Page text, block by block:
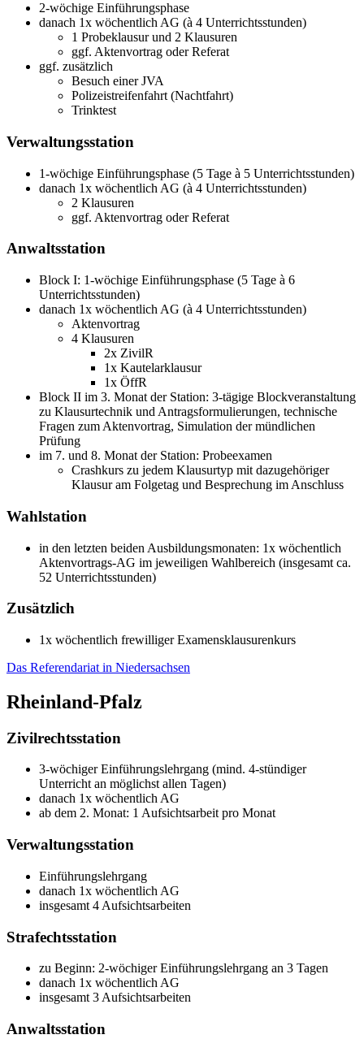
2-wöchige Einführungsphase
danach 1x wöchentlich AG (à 4 Unterrichtsstunden)
1 Probeklausur und 2 Klausuren
ggf. Aktenvortrag oder Referat
ggf. zusätzlich
Besuch einer JVA
Polizeistreifenfahrt (Nachtfahrt)
Trinktest
Verwaltungsstation
1-wöchige Einführungsphase (5 Tage à 5 Unterrichtsstunden)
danach 1x wöchentlich AG (à 4 Unterrichtsstunden)
2 Klausuren
ggf. Aktenvortrag oder Referat
Anwaltsstation
Block I: 1-wöchige Einführungsphase (5 Tage à 6
Unterrichtsstunden)
danach 1x wöchentlich AG (à 4 Unterrichtsstunden)
Aktenvortrag
4 Klausuren
2x ZivilR
1x Kautelarklausur
1x ÖffR
Block II im 3. Monat der Station: 3-tägige Blockveranstaltung
zu Klausurtechnik und Antragsformulierungen, technische
Fragen zum Aktenvortrag, Simulation der mündlichen
Prüfung
im 7. und 8. Monat der Station: Probeexamen
Crashkurs zu jedem Klausurtyp mit dazugehöriger
Klausur am Folgetag und Besprechung im Anschluss
Wahlstation
in den letzten beiden Ausbildungsmonaten: 1x wöchentlich
Aktenvortrags-AG im jeweiligen Wahlbereich (insgesamt ca.
52 Unterrichtsstunden)
Zusätzlich
1x wöchentlich frewilliger Examensklausurenkurs
Das Referendariat in Niedersachsen
Rheinland-Pfalz
Zivilrechtsstation
3-wöchiger Einführungslehrgang (mind. 4-stündiger
Unterricht an möglichst allen Tagen)
danach 1x wöchentlich AG
ab dem 2. Monat: 1 Aufsichtsarbeit pro Monat
Verwaltungsstation
Einführungslehrgang
danach 1x wöchentlich AG
insgesamt 4 Aufsichtsarbeiten
Strafechtsstation
zu Beginn: 2-wöchiger Einführungslehrgang an 3 Tagen
danach 1x wöchentlich AG
insgesamt 3 Aufsichtsarbeiten
Anwaltsstation